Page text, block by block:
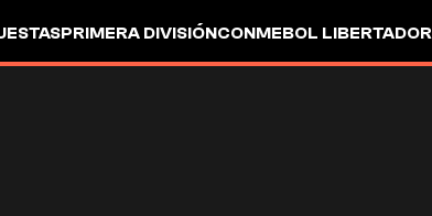
PRIMERA DIVISIÓNCONMEBOL